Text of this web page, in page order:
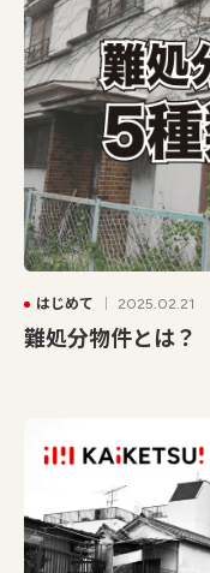
はじめて 2025.02.21
難処分物件とは？